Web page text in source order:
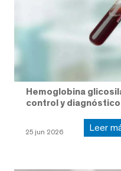
Hemoglobina
control y
25 jun 2026 Leer